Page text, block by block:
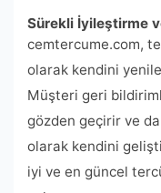
Sürekli İyileştirme
cemtercume.com,
olarak kendini
Müşteri geri
gözden geçirir ve
olarak kendini
iyi ve en güncel